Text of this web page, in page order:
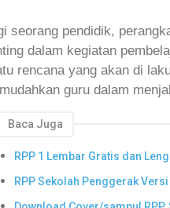
seorang pendidik,
dalam kegiatan
rencana yang akan di
guru dalam
Baca Juga
RPP 1 Lembar Gratis dan
RPP Sekolah Penggerak